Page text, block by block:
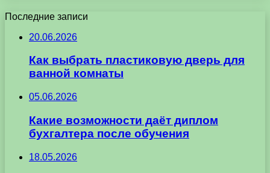
Последние записи
20.06.2026
Как выбрать пластиковую дверь для
ванной комнаты
05.06.2026
Какие возможности даёт диплом
бухгалтера после обучения
18.05.2026